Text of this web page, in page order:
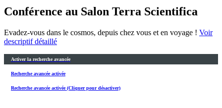
Conférence au Salon Terra Scientifica
Evadez-vous dans le cosmos, depuis chez vous et en voyage ! Voir
descriptif détaillé
Activer la recherche avancée
Recherche avancée activée
Recherche avancée activée (Cliquer pour désactiver)